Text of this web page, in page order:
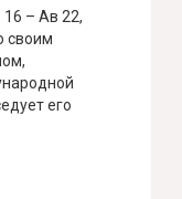
– Ав 22,
своим
его